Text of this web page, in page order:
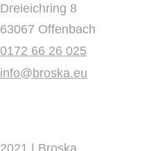
Dreieichring 8
63067 Offenbach
0172 66 26 025
info@broska.eu